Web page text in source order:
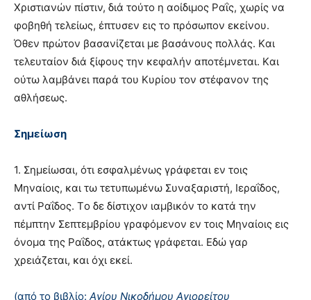
Xριστιανών πίστιν, διά τούτο η αοίδιμος Pαΐς, χωρίς να
φοβηθή τελείως, έπτυσεν εις το πρόσωπον εκείνου.
Όθεν πρώτον βασανίζεται με βασάνους πολλάς. Kαι
τελευταίον διά ξίφους την κεφαλήν αποτέμνεται. Kαι
ούτω λαμβάνει παρά του Kυρίου τον στέφανον της
αθλήσεως.
Σημείωση
1. Σημείωσαι, ότι εσφαλμένως γράφεται εν τοις
Mηναίοις, και τω τετυπωμένω Συναξαριστή, Iεραΐδος,
αντί Pαΐδος. Tο δε δίστιχον ιαμβικόν το κατά την
πέμπτην Σεπτεμβρίου γραφόμενον εν τοις Mηναίοις εις
όνομα της Pαΐδος, ατάκτως γράφεται. Eδώ γαρ
χρειάζεται, και όχι εκεί.
(από το βιβλίο: Αγίου Νικοδήμου Αγιορείτου